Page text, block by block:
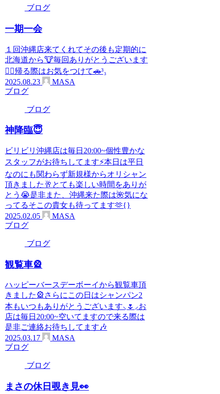
ブログ
一期一会
１回沖縄店来てくれてその後も定期的に
北海道から🐮毎回ありがとうございます
🙇‍♂️帰る際はお気をつけて🚗³₃
2025.08.23
MASA
ブログ
ブログ
神降臨😇
ビリビリ沖縄店は毎日20:00~個性豊かな
スタッフがお待ちしてます⚡️本日は平日
なのにも関わらず新規様からオリシャン
頂きました🥂とても楽しい時間をありが
とう😭是非また、沖縄来た際は🌺気にな
ってるそこの貴女も待ってます🫶{}
2025.02.05
MASA
ブログ
ブログ
観覧車🎡
ハッピーバースデーボーイから観覧車頂
きました🎡さらにこの日はシャンパン2
本もいつもありがとうございます⸜🌷︎⸝‍お
店は毎日20:00~空いてますので来る際は
是非ご連絡お待ちしてます🎶
2025.03.17
MASA
ブログ
ブログ
まさの休日覗き見👀